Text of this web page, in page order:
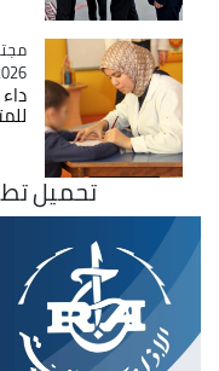
- 20:34
تحميل